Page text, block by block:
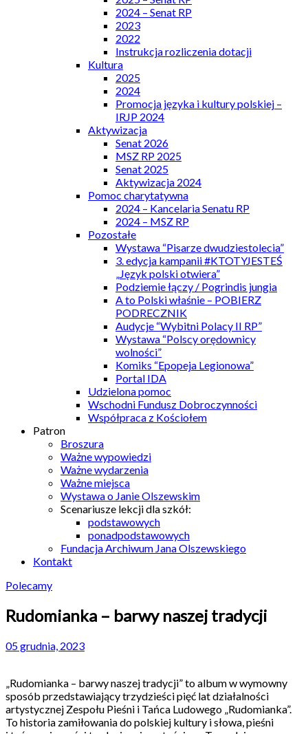
2024 – Senat RP
2023
2022
Instrukcja rozliczenia dotacji
Kultura
2025
2024
Promocja języka i kultury polskiej –
IRJP 2024
Aktywizacja
Senat 2026
MSZ RP 2025
Senat 2025
Aktywizacja 2024
Pomoc charytatywna
2024 – Kancelaria Senatu RP
2024 – MSZ RP
Pozostałe
Wystawa “Pisarze dwudziestolecia”
3. edycja kampanii #KTOTYJESTEŚ
„Język polski otwiera”
Podziemie łączy / Pogrindis jungia
A to Polski właśnie – POBIERZ
PODRECZNIK
Audycje “Wybitni Polacy II RP”
Wystawa “Polscy orędownicy
wolności”
Komiks “Epopeja Legionowa”
Portal IDA
Udzielona pomoc
Wschodni Fundusz Dobroczynności
Współpraca z Kościołem
Patron
Broszura
Ważne wypowiedzi
Ważne wydarzenia
Ważne miejsca
Wystawa o Janie Olszewskim
Scenariusze lekcji dla szkół:
podstawowych
ponadpodstawowych
Fundacja Archiwum Jana Olszewskiego
Kontakt
Polecamy
Rudomianka – barwy naszej tradycji
05 grudnia, 2023
„Rudomianka – barwy naszej tradycji” to album w wymowny
sposób przedstawiający trzydzieści pięć lat działalności
artystycznej Zespołu Pieśni i Tańca Ludowego „Rudomianka”.
To historia zamiłowania do polskiej kultury i słowa, pieśni